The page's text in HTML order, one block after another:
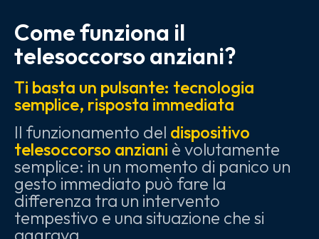
Come funziona il
telesoccorso anziani?
Ti basta un pulsante: tecnologia
semplice, risposta immediata
Il funzionamento del dispositivo
telesoccorso anziani è volutamente
semplice: in un momento di panico un
gesto immediato può fare la
differenza tra un intervento
tempestivo e una situazione che si
aggrava.